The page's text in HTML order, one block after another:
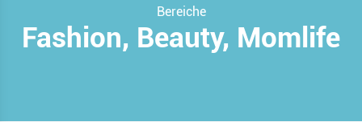
Bereiche
Fashion, Beauty, Momlife